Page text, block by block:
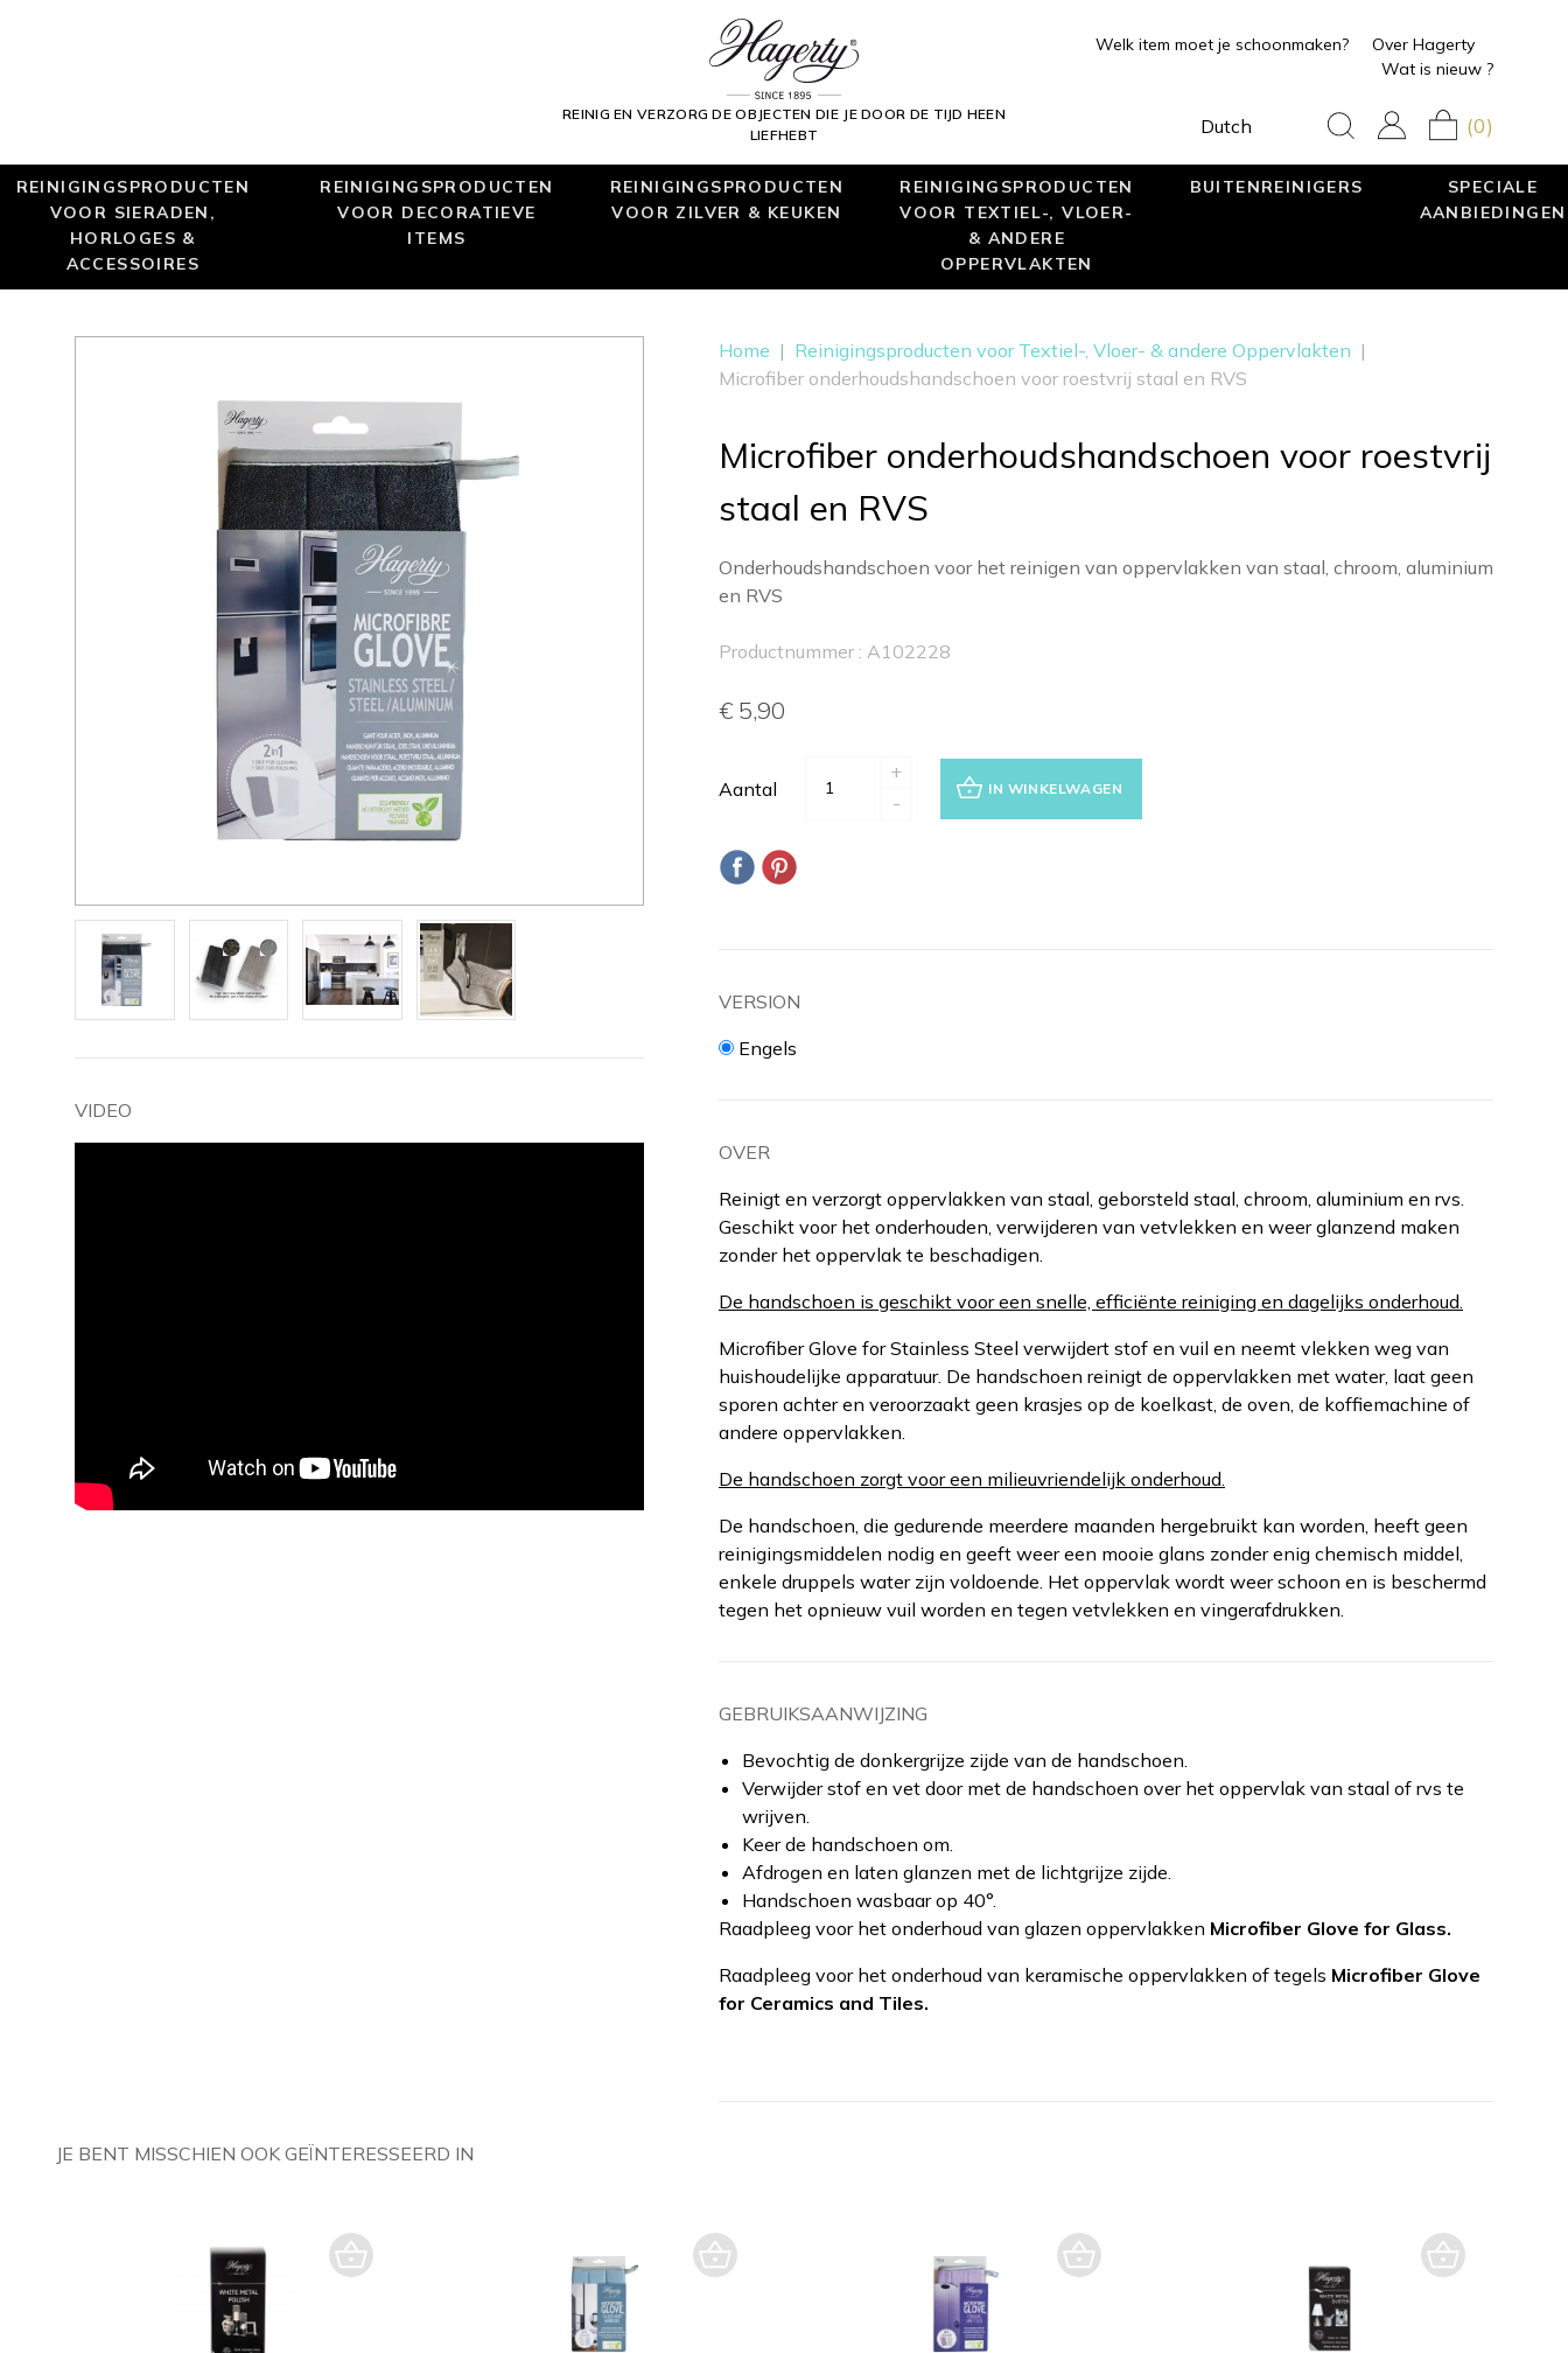
REINIG EN VERZORG DE OBJECTEN DIE JE DOOR DE TIJD HEEN
LIEFHEBT
Welk item moet je schoonmaken?
Over Hagerty
Wat is nieuw ?
Dutch (0)
REINIGINGSPRODUCTEN
VOOR SIERADEN,
HORLOGES &
ACCESSOIRES
REINIGINGSPRODUCTEN
VOOR DECORATIEVE
ITEMS
REINIGINGSPRODUCTEN
VOOR ZILVER & KEUKEN
REINIGINGSPRODUCTEN
VOOR TEXTIEL-, VLOER-
& ANDERE
OPPERVLAKTEN
BUITENREINIGERS
SPECIALE
AANBIEDINGEN
VIDEO
Home | Reinigingsproducten voor Textiel-, Vloer- & andere Oppervlakten |
Microfiber onderhoudshandschoen voor roestvrij staal en RVS
Microfiber onderhoudshandschoen voor roestvrij
staal en RVS
Onderhoudshandschoen voor het reinigen van oppervlakken van staal, chroom, aluminium
en RVS
Productnummer : A102228
€ 5,90
Aantal
+
-
IN WINKELWAGEN
VERSION
Engels
OVER
Reinigt en verzorgt oppervlakken van staal, geborsteld staal, chroom, aluminium en rvs.
Geschikt voor het onderhouden, verwijderen van vetvlekken en weer glanzend maken
zonder het oppervlak te beschadigen.
De handschoen is geschikt voor een snelle, efficiënte reiniging en dagelijks onderhoud.
Microfiber Glove for Stainless Steel verwijdert stof en vuil en neemt vlekken weg van
huishoudelijke apparatuur. De handschoen reinigt de oppervlakken met water, laat geen
sporen achter en veroorzaakt geen krasjes op de koelkast, de oven, de koffiemachine of
andere oppervlakken.
De handschoen zorgt voor een milieuvriendelijk onderhoud.
De handschoen, die gedurende meerdere maanden hergebruikt kan worden, heeft geen
reinigingsmiddelen nodig en geeft weer een mooie glans zonder enig chemisch middel,
enkele druppels water zijn voldoende. Het oppervlak wordt weer schoon en is beschermd
tegen het opnieuw vuil worden en tegen vetvlekken en vingerafdrukken.
GEBRUIKSAANWIJZING
Bevochtig de donkergrijze zijde van de handschoen.
Verwijder stof en vet door met de handschoen over het oppervlak van staal of rvs te
wrijven.
Keer de handschoen om.
Afdrogen en laten glanzen met de lichtgrijze zijde.
Handschoen wasbaar op 40°.
Raadpleeg voor het onderhoud van glazen oppervlakken Microfiber Glove for Glass.
Raadpleeg voor het onderhoud van keramische oppervlakken of tegels Microfiber Glove
for Ceramics and Tiles.
JE BENT MISSCHIEN OOK GEÏNTERESSEERD IN